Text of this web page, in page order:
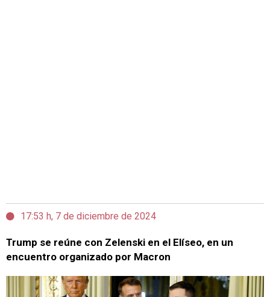
17:53 h, 7 de diciembre de 2024
Trump se reúne con Zelenski en el Elíseo, en un
encuentro organizado por Macron